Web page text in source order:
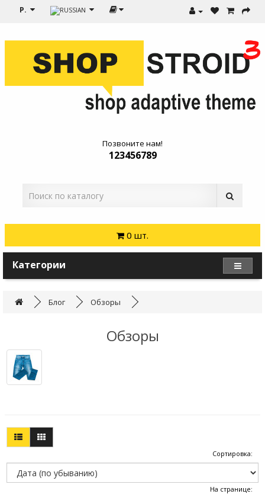
Р.
Позвоните нам!
123456789
0 шт.
Категории
Блог Обзоры
Обзоры
Сортировка:
На странице: